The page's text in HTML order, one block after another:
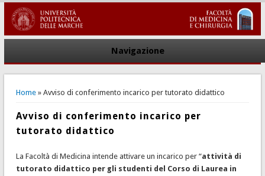
Navigazione
Home» Avviso di conferimento incarico per tutorato didattico
Avviso di conferimento incarico per
tutorato didattico
La Facoltà di Medicina intende attivare un incarico per “attività di
tutorato didattico per gli studenti del Corso di Laurea in